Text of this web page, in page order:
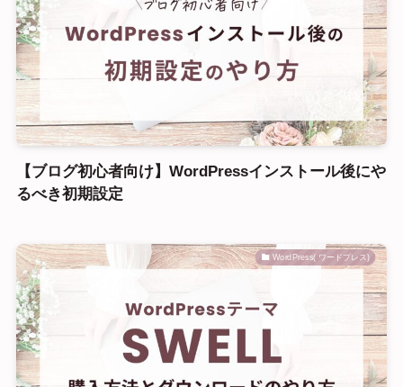
【ブログ初心者向け】WordPressインストール後にや
るべき初期設定
WordPress( ワードプレス)